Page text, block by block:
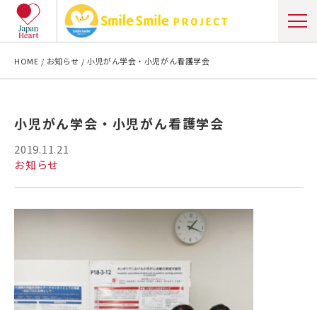
HOME お知らせ 小児がん学会・小児がん看護学会
小児がん学会・小児がん看護学会
2019.11.21
お知らせ